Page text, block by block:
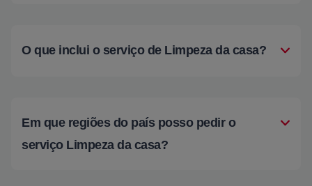
O que inclui o serviço de Limpeza da casa?
Em que regiões do país posso pedir o
serviço Limpeza da casa?